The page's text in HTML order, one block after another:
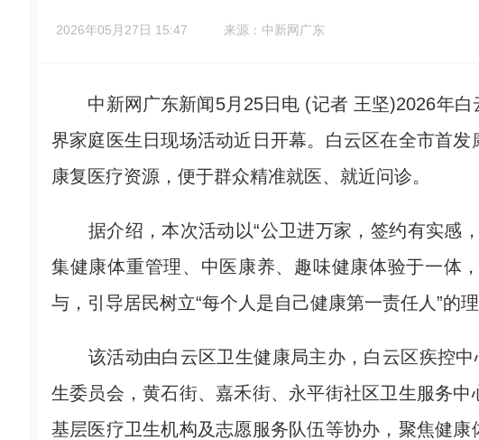
2026年05月27日 15:47 来源：中新网广东
中新网广东新闻5月25日电 (记者 王坚)2026年白
界家庭医生日现场活动近日开幕。白云区在全市首
康复医疗资源，便于群众精准就医、就近问诊。
据介绍，本次活动以“公卫进万家，签约有实感，
集健康体重管理、中医康养、趣味健康体验于一体
与，引导居民树立“每个人是自己健康第一责任人”的
该活动由白云区卫生健康局主办，白云区疾控中
生委员会，黄石街、嘉禾街、永平街社区卫生服务
基层医疗卫生机构及志愿服务队伍等协办，聚焦健